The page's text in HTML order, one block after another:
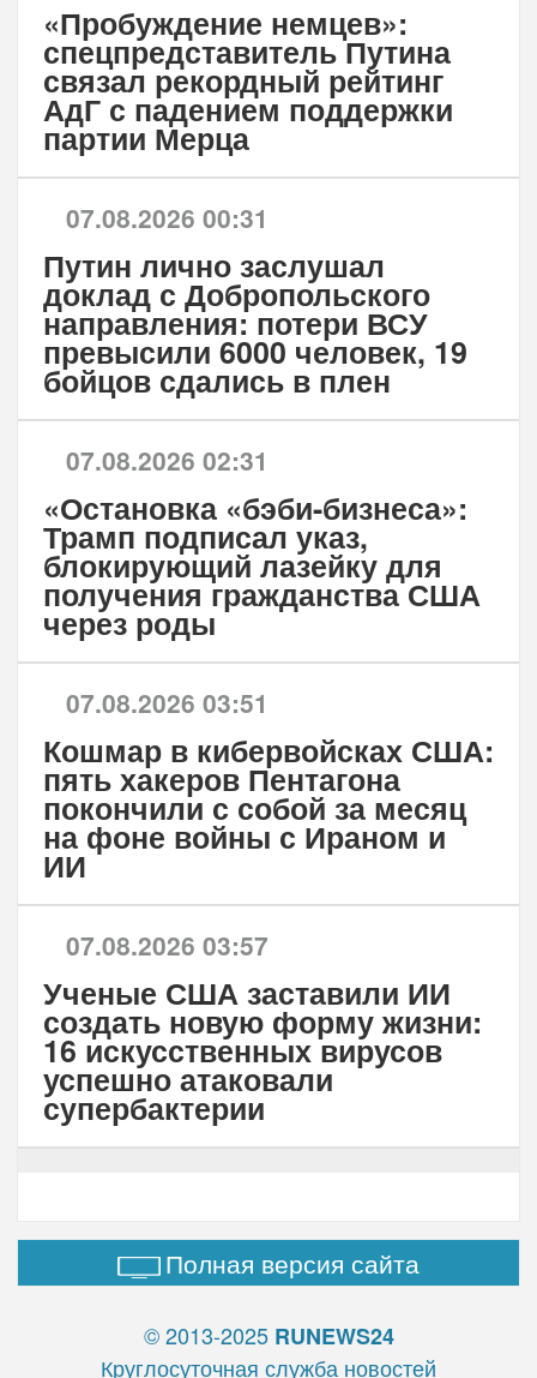
«Пробуждение немцев»:
спецпредставитель Путина
связал рекордный рейтинг
АдГ с падением поддержки
партии Мерца
07.08.2026 00:31
Путин лично заслушал
доклад с Добропольского
направления: потери ВСУ
превысили 6000 человек, 19
бойцов сдались в плен
07.08.2026 02:31
«Остановка «бэби-бизнеса»:
Трамп подписал указ,
блокирующий лазейку для
получения гражданства США
через роды
07.08.2026 03:51
Кошмар в кибервойсках США:
пять хакеров Пентагона
покончили с собой за месяц
на фоне войны с Ираном и
ИИ
07.08.2026 03:57
Ученые США заставили ИИ
создать новую форму жизни:
16 искусственных вирусов
успешно атаковали
супербактерии
Полная версия сайта
© 2013-2025 RUNEWS24
Круглосуточная служба новостей